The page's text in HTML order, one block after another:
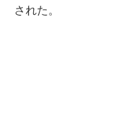
された。